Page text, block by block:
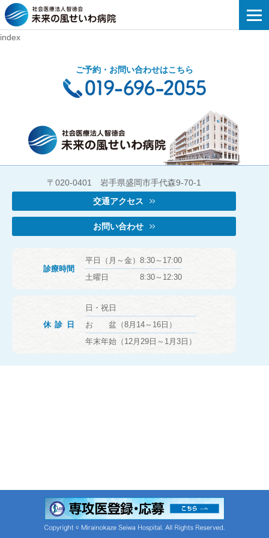
index
ご予約・お問い合わせはこちら
〒020-0401 岩手県盛岡市手代森9-70-1
交通アクセス
お問い合わせ
診療時間
平日（月～金）8:30～17:00
土曜日 8:30～12:30
休診日
日・祝日
お 盆（8月14～16日）
年末年始（12月29日～1月3日）